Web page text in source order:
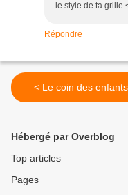
le style de ta
Répondre
< Le coin des enfants
Hébergé par Overblog
Top articles
Pages